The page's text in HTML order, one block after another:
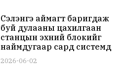
Сэлэнгэ аймагт баригдаж
буй дулааны цахилгаан
станцын эхний блокийг
наймдугаар сард системд
холбоно
2026-06-02